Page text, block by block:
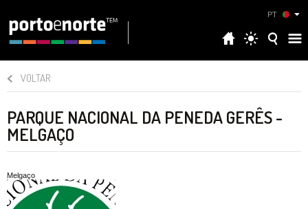
PT
VOLTAR
PARQUE NACIONAL DA PENEDA GERÊS -
MELGAÇO
Melgaço